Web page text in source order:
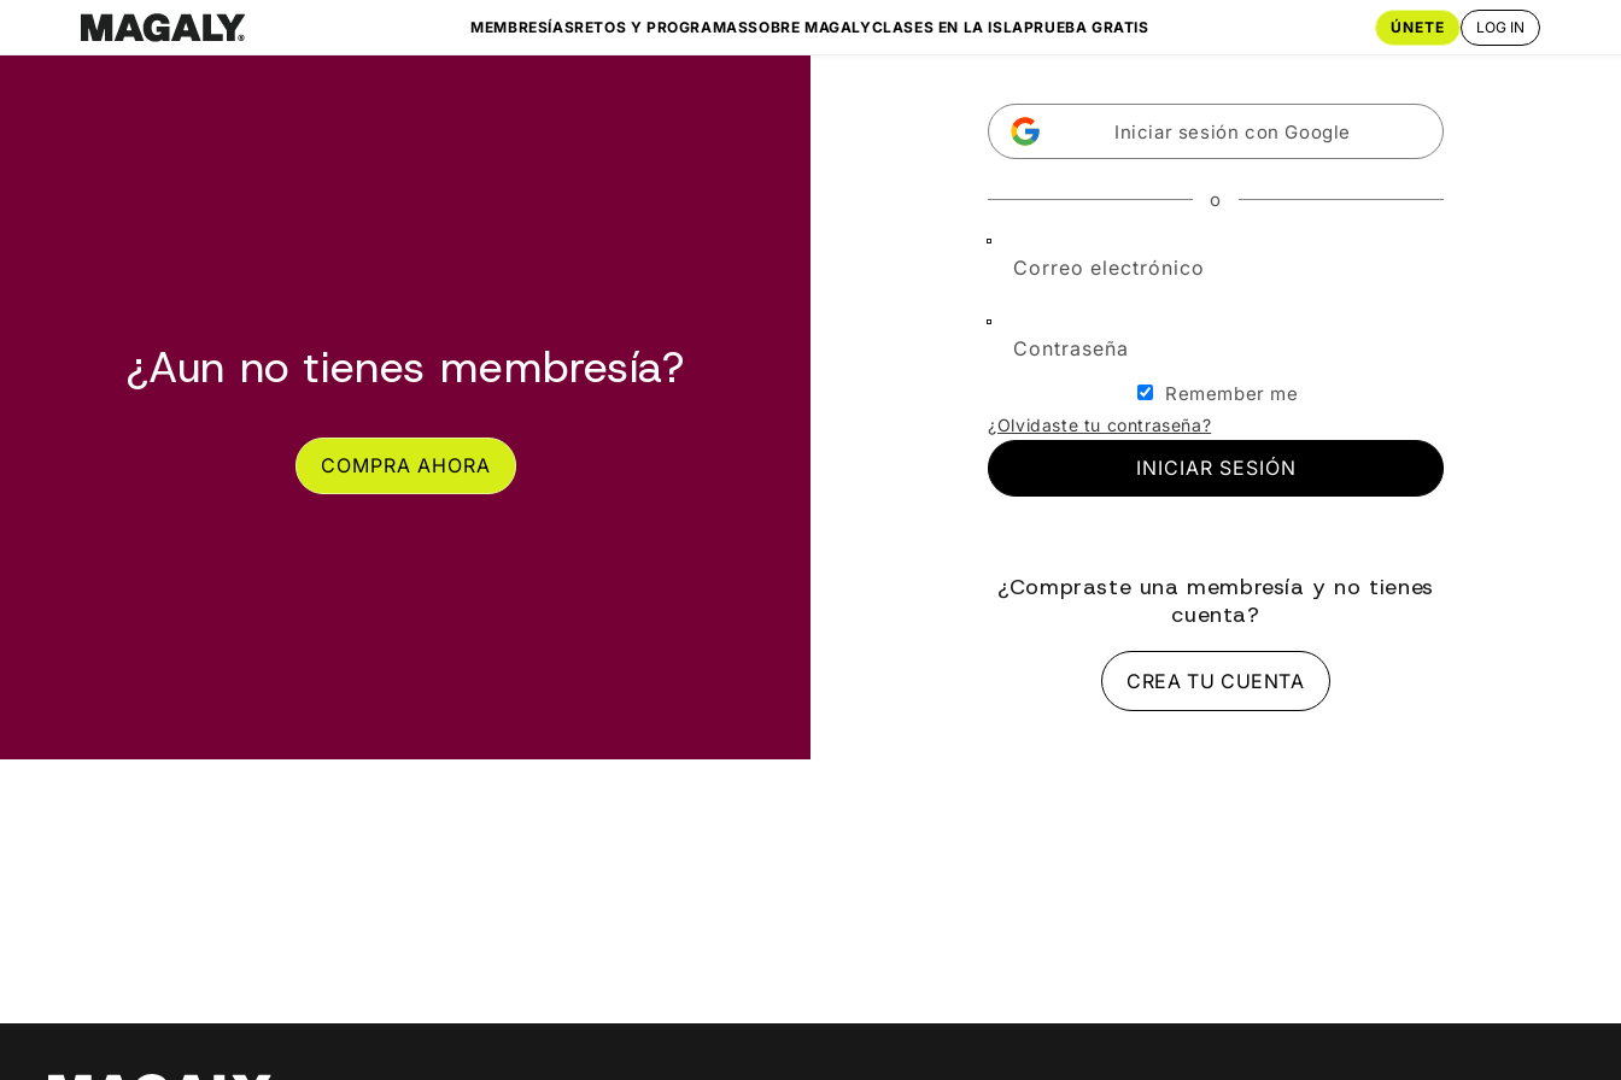
directamente
al contenido
MEMBRESÍASRETOS Y PROGRAMASSOBRE MAGALYCLASES EN LA ISLAPRUEBA GRATIS ÚNETE LOG IN
¿Aun no tienes membresía?
COMPRA AHORA
Iniciar sesión con Google
o
Correo electrónico
Contraseña
Remember me
¿Olvidaste tu contraseña?
INICIAR SESIÓN
¿Compraste una membresía y no tienes
cuenta?
CREA TU CUENTA